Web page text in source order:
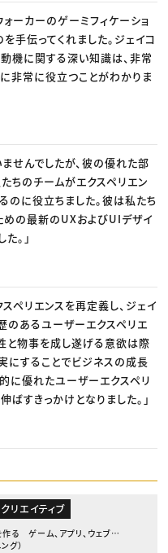
ーカーのゲーミフィケーショ
手伝ってくれました。ジェイコ
機に関する深い知識は、非常
非常に役立つことがわかりま
せんでしたが、彼の優れた部
ちのチームがエクスペリエン
のに役立ちました。彼は私たち
めの最新のUXおよびUIデザイ
。」
ペリエンスを再定義し、ジェイ
のあるユーザーエクスペリエ
と物事を成し遂げる意欲は際
にすることでビジネスの成長
に優れたユーザーエクスペリ
ばすきっかけとなりました。」
リエイティブ
る ゲーム、アプリ、ウェブサ
グ）